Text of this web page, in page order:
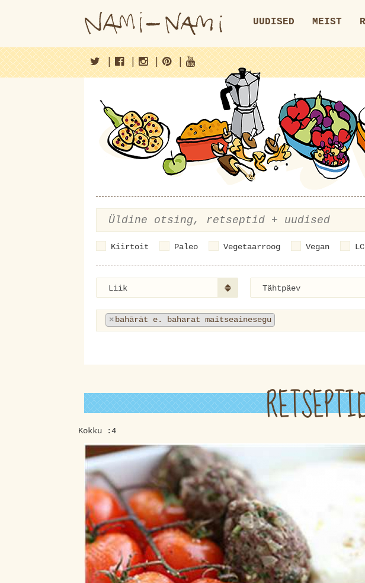
UUDISED MEIST
| | | |
Kiirtoit Paleo Vegetaarroog Vegan
Liik Tähtpäev
×bahārāt e. baharat maitseainesegu
Kokku :4